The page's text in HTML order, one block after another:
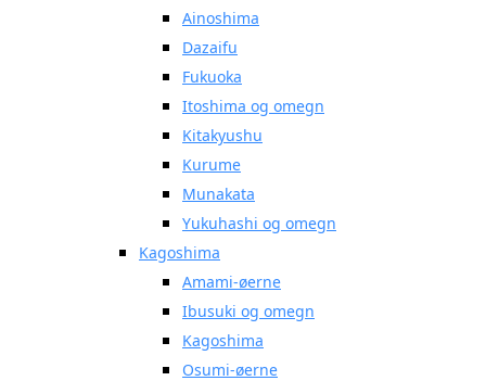
Ainoshima
Dazaifu
Fukuoka
Itoshima og omegn
Kitakyushu
Kurume
Munakata
Yukuhashi og omegn
Kagoshima
Amami-øerne
Ibusuki og omegn
Kagoshima
Osumi-øerne